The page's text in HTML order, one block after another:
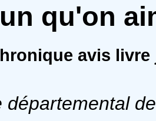
qu'on
avis
départemental